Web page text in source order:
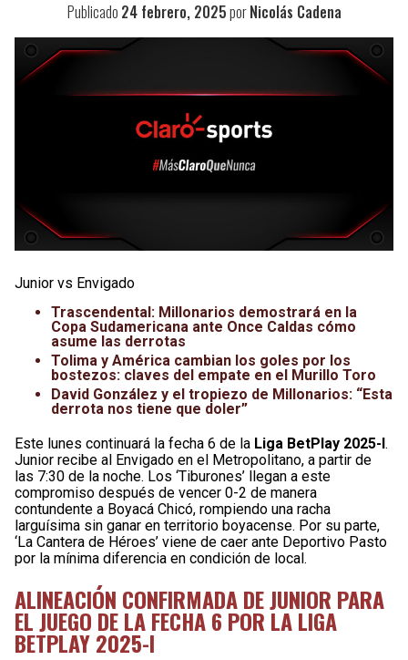
Publicado 24 febrero, 2025porNicolás Cadena
Junior vs Envigado
Trascendental: Millonarios demostrará en la
Copa Sudamericana ante Once Caldas cómo
asume las derrotas
Tolima y América cambian los goles por los
bostezos: claves del empate en el Murillo Toro
David González y el tropiezo de Millonarios: “Esta
derrota nos tiene que doler”
Este lunes continuará la fecha 6 de la Liga BetPlay 2025-l.
Junior recibe al Envigado en el Metropolitano, a partir de
las 7:30 de la noche. Los ‘Tiburones’ llegan a este
compromiso después de vencer 0-2 de manera
contundente a Boyacá Chicó, rompiendo una racha
larguísima sin ganar en territorio boyacense. Por su parte,
‘La Cantera de Héroes’ viene de caer ante Deportivo Pasto
por la mínima diferencia en condición de local.
ALINEACIÓN CONFIRMADA DE JUNIOR PARA
EL JUEGO DE LA FECHA 6 POR LA LIGA
BETPLAY 2025-I